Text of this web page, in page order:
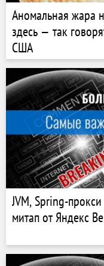
Аномальная жара
здесь — так
США
JVM, Spring-
митап от Яндекс